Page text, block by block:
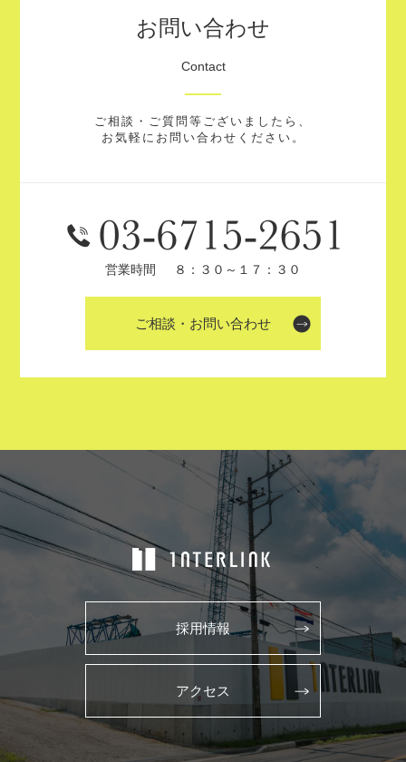
お問い合わせ
Contact
ご相談・ご質問等ございましたら、
お気軽にお問い合わせください。
営業時間 ８：３０～１７：３０
ご相談・お問い合わせ
採用情報
アクセス